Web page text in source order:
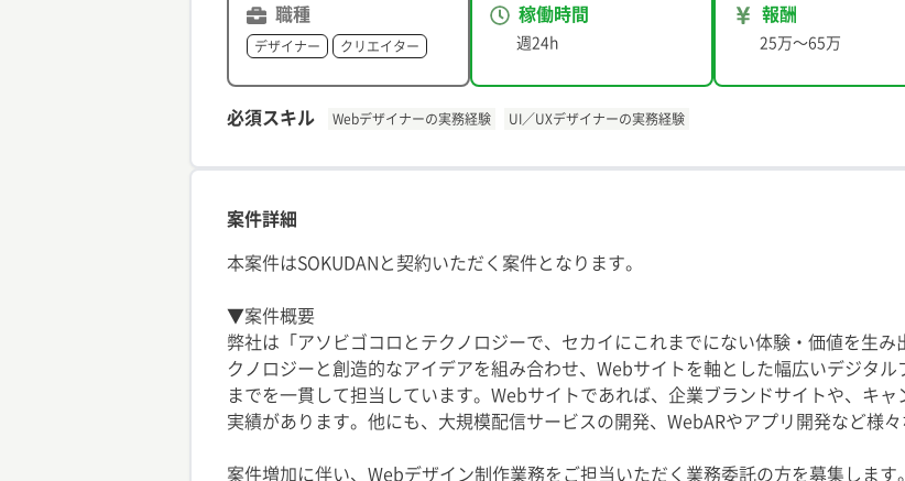
職種
デザイナー クリエイター
稼働時間
週24h
報酬
25万〜65万
必須スキル Webデザイナーの実務経験 UI／UXデザイナーの実務経験
案件詳細
本案件はSOKUDANと契約いただく案件となります。
▼案件概要
弊社は「アソビゴコロとテクノロジーで、セカイにこれまでにない体験・価値を生
クノロジーと創造的なアイデアを組み合わせ、Webサイトを軸とした幅広いデジタ
までを一貫して担当しています。Webサイトであれば、企業ブランドサイトや、キ
実績があります。他にも、大規模配信サービスの開発、WebARやアプリ開発など様
案件増加に伴い、Webデザイン制作業務をご担当いただく業務委託の方を募集します。